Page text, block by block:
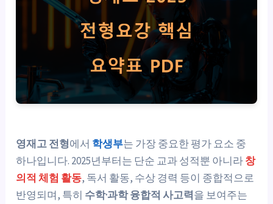
영재고 전형에서 학생부는 가장 중요한 평가 요소 중
하나입니다. 2025년부터는 단순 교과 성적뿐 아니라창
의적 체험 활동, 독서 활동, 수상 경력 등이 종합적으로
반영되며, 특히 수학·과학 융합적 사고력을 보여주는